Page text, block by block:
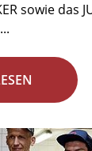
sowie das